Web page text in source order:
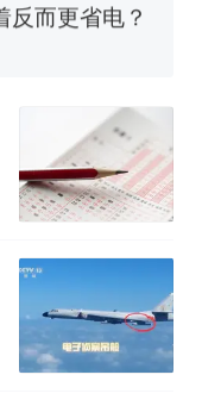
而更省电？
汰？教育局：
调查组全面
的考试，成绩
么？